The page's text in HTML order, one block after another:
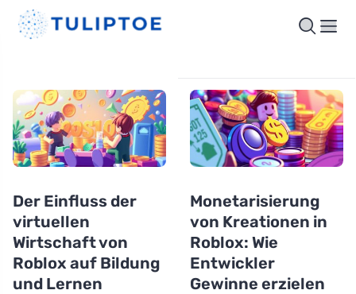
Der Einfluss der
virtuellen
Wirtschaft von
Roblox auf Bildung
und Lernen
Monetarisierung
von Kreationen in
Roblox: Wie
Entwickler
Gewinne erzielen